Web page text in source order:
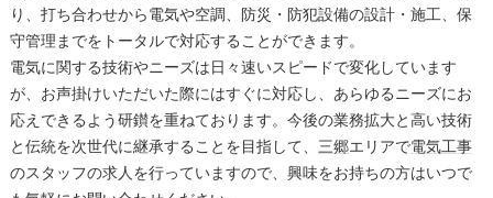
り、打ち合わせから電気や空調、防災・防犯設備の設計・施工、保
守管理までをトータルで対応することができます。
電気に関する技術やニーズは日々速いスピードで変化しています
が、お声掛けいただいた際にはすぐに対応し、あらゆるニーズにお
応えできるよう研鑚を重ねております。今後の業務拡大と高い技術
と伝統を次世代に継承することを目指して、 三郷エリアで電気工事
のスタッフの求人を行っていますので、興味をお持ちの方はいつで